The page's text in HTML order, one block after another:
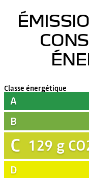
Classe énergétique
A
B
C 129 g
D